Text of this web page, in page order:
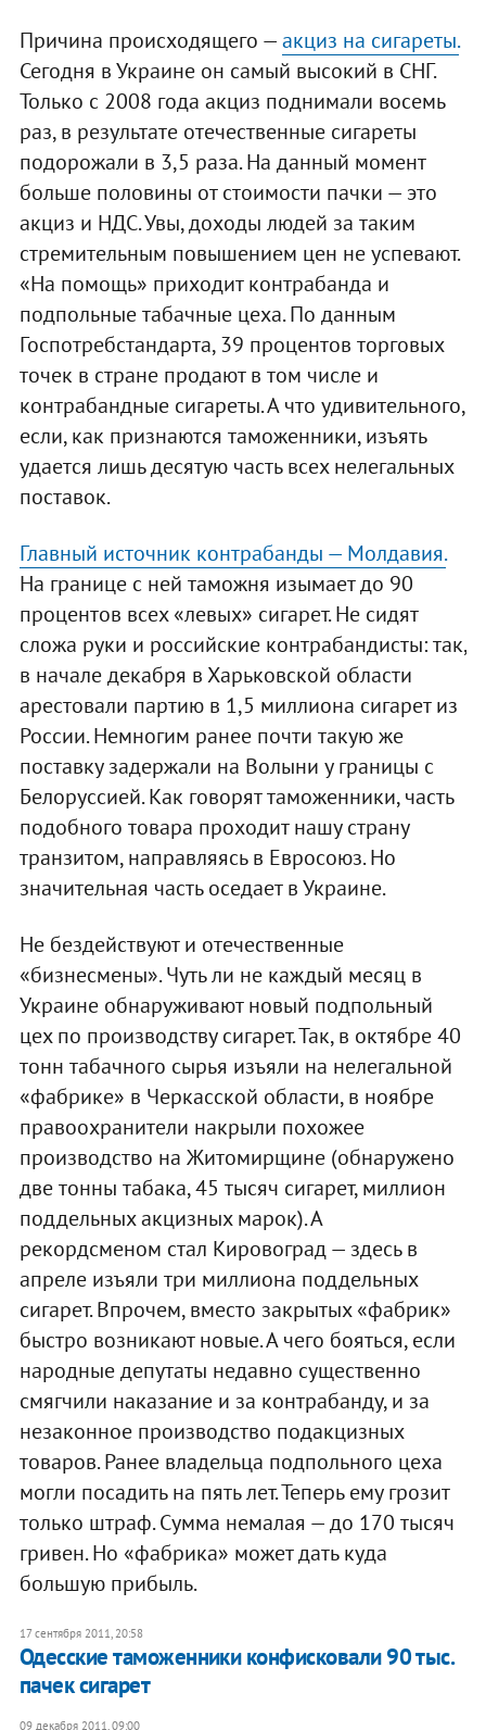
Причина происходящего —акциз на сигареты.
Сегодня в Украине он самый высокий в СНГ.
Только с 2008 года акциз поднимали восемь
раз, в результате отечественные сигареты
подорожали в 3,5 раза. На данный момент
больше половины от стоимости пачки — это
акциз и НДС. Увы, доходы людей за таким
стремительным повышением цен не успевают.
«На помощь» приходит контрабанда и
подпольные табачные цеха. По данным
Госпотребстандарта, 39 процентов торговых
точек в стране продают в том числе и
контрабандные сигареты. А что удивительного,
если, как признаются таможенники, изъять
удается лишь десятую часть всех нелегальных
поставок.
Главный источник контрабанды — Молдавия.
На границе с ней таможня изымает до 90
процентов всех «левых» сигарет. Не сидят
сложа руки и российские контрабандисты: так,
в начале декабря в Харьковской области
арестовали партию в 1,5 миллиона сигарет из
России. Немногим ранее почти такую же
поставку задержали на Волыни у границы с
Белоруссией. Как говорят таможенники, часть
подобного товара проходит нашу страну
транзитом, направляясь в Евросоюз. Но
значительная часть оседает в Украине.
Не бездействуют и отечественные
«бизнесмены». Чуть ли не каждый месяц в
Украине обнаруживают новый подпольный
цех по производству сигарет. Так, в октябре 40
тонн табачного сырья изъяли на нелегальной
«фабрике» в Черкасской области, в ноябре
правоохранители накрыли похожее
производство на Житомирщине (обнаружено
две тонны табака, 45 тысяч сигарет, миллион
поддельных акцизных марок). А
рекордсменом стал Кировоград — здесь в
апреле изъяли три миллиона поддельных
сигарет. Впрочем, вместо закрытых «фабрик»
быстро возникают новые. А чего бояться, если
народные депутаты недавно существенно
смягчили наказание и за контрабанду, и за
незаконное производство подакцизных
товаров. Ранее владельца подпольного цеха
могли посадить на пять лет. Теперь ему грозит
только штраф. Сумма немалая — до 170 тысяч
гривен. Но «фабрика» может дать куда
большую прибыль.
17 сентября 2011, 20:58
Одесские таможенники конфисковали 90 тыс.
пачек сигарет
09 декабря 2011, 09:00